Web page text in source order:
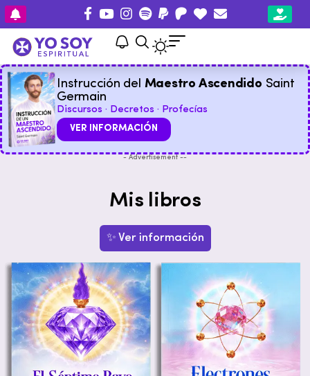
Instrucción del Maestro Ascendido Saint
Germain
Discursos · Decretos · Profecías
VER INFORMACIÓN
- Advertisement --
Mis libros
✨ Ver información